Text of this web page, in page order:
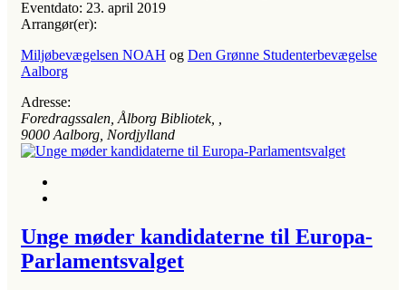
Eventdato: 23. april 2019
Arrangør(er):
Miljøbevægelsen NOAH og Den Grønne Studenterbevægelse
Aalborg
Adresse:
Foredragssalen, Ålborg Bibliotek, ,
9000 Aalborg, Nordjylland
Unge møder kandidaterne til Europa-
Parlamentsvalget